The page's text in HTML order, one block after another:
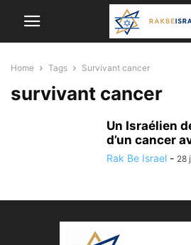
Home Tags Survivant cancer
survivant cancer
Un Israélien
d’un cancer
Rak Be Israel - 28